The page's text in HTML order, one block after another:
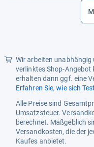
Mitgelieferte Artikel
Packungseinheit
Produktart
Smart-Home-
Wir arbeiten unabhängig
verlinktes Shop-Angebot
erhalten dann ggf. eine
Erfahren Sie, wie sich
Alle Preise sind
Umsatzsteuer.
berechnet. Maßgeblich
Versandkosten, die der
Kaufes anbietet.